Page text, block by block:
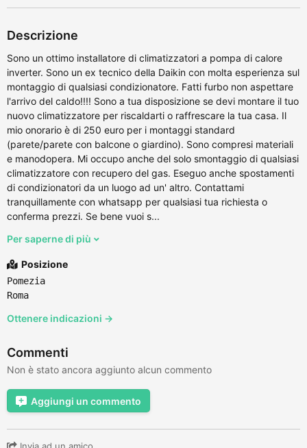
Descrizione
Sono un ottimo installatore di climatizzatori a pompa di calore
inverter. Sono un ex tecnico della Daikin con molta esperienza sul
montaggio di qualsiasi condizionatore. Fatti furbo non aspettare
l'arrivo del caldo!!!! Sono a tua disposizione se devi montare il tuo
nuovo climatizzatore per riscaldarti o raffrescare la tua casa. Il
mio onorario è di 250 euro per i montaggi standard
(parete/parete con balcone o giardino). Sono compresi materiali
e manodopera. Mi occupo anche del solo smontaggio di qualsiasi
climatizzatore con recupero del gas. Eseguo anche spostamenti
di condizionatori da un luogo ad un' altro. Contattami
tranquillamente con whatsapp per qualsiasi tua richiesta o
conferma prezzi. Se bene vuoi s...
Per saperne di più
Posizione
Pomezia
Roma
Ottenere indicazioni →
Commenti
Non è stato ancora aggiunto alcun commento
Aggiungi un commento
Invia ad un amico